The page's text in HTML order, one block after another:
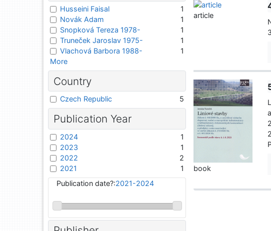
article
book
Husseini Faisal
1
Novák Adam
1
Snopková Tereza 1978-
1
Truneček Jaroslav 1975-
1
Vlachová Barbora 1988-
1
More
Country
Czech Republic 5
Publication Year
2024
1
2023
1
2022
2
2021
1
Publication date?:2021-2024